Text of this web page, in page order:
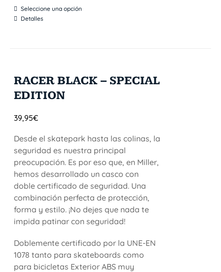
Seleccione una opción
Detalles
RACER BLACK – SPECIAL
EDITION
39,95€
Desde el skatepark hasta las colinas, la
seguridad es nuestra principal
preocupación. Es por eso que, en Miller,
hemos desarrollado un casco con
doble certificado de seguridad. Una
combinación perfecta de protección,
forma y estilo. ¡No dejes que nada te
impida patinar con seguridad!
Doblemente certificado por la UNE-EN
1078 tanto para skateboards como
para bicicletas Exterior ABS muy